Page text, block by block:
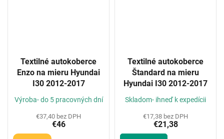
Textilné autokoberce
Enzo na mieru Hyundai
I30 2012-2017
Výroba- do 5 pracovných dní
€37,40 bez DPH
€46
Textilné autokoberce
Štandard na mieru
Hyundai I30 2012-2017
Skladom- ihneď k expedícii
€17,38 bez DPH
€21,38